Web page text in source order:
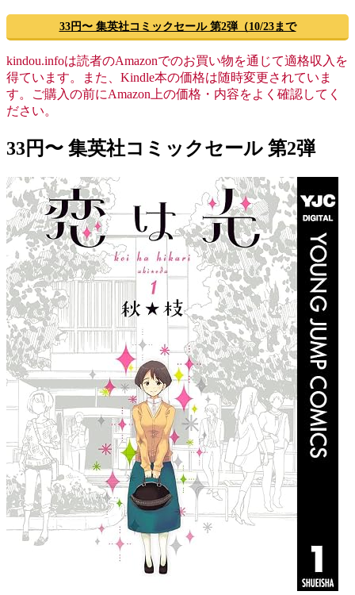
33円〜 集英社コミックセール 第2弾（10/23まで
kindou.infoは読者のAmazonでのお買い物を通じて適格収入を
得ています。また、Kindle本の価格は随時変更されていま
す。ご購入の前にAmazon上の価格・内容をよく確認してく
ださい。
33円〜 集英社コミックセール 第2弾